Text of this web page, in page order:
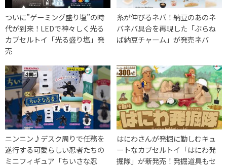
ついに”ゲーミング盛り塩”の時
代が到来！LEDで神々しく光る
カプセルトイ「光る盛り塩」発
売
糸が伸びるネバ！納豆のあのネ
バネバ具合を再現した「ぶらね
ば納豆チャーム」が発売ネバ
ニンニン♪デスク周りで任務を
遂行する可愛らしい忍者たちの
ミニフィギュア「ちいさな忍
はにわさんが発掘に勤しむキュ
ートなカプセルトイ「はにわ発
掘隊」が新発売！発掘道具もセ